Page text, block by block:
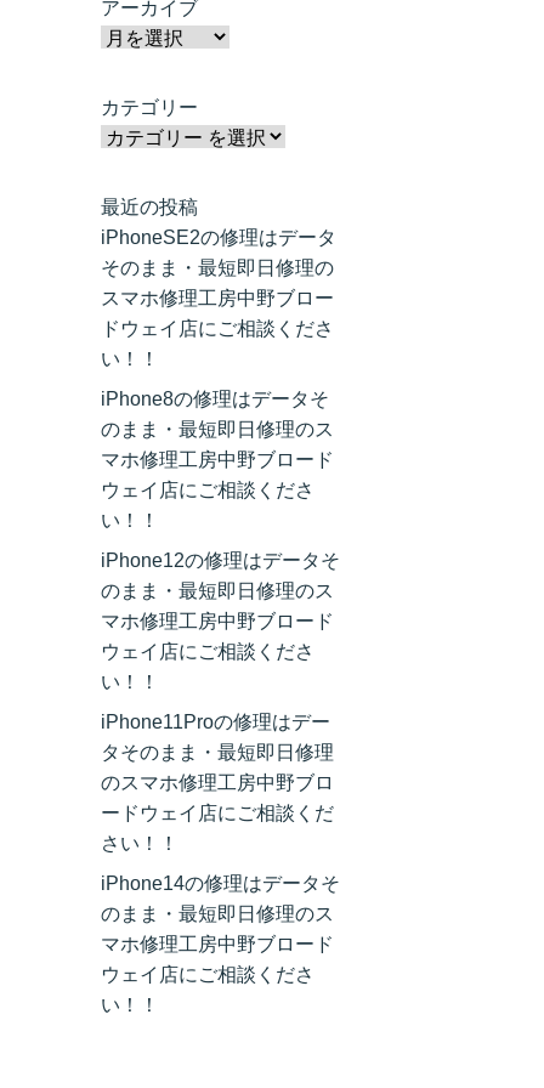
アーカイブ
カテゴリー
最近の投稿
iPhoneSE2の修理はデータ
そのまま・最短即日修理の
スマホ修理工房中野ブロー
ドウェイ店にご相談くださ
い！！
iPhone8の修理はデータそ
のまま・最短即日修理のス
マホ修理工房中野ブロード
ウェイ店にご相談くださ
い！！
iPhone12の修理はデータそ
のまま・最短即日修理のス
マホ修理工房中野ブロード
ウェイ店にご相談くださ
い！！
iPhone11Proの修理はデー
タそのまま・最短即日修理
のスマホ修理工房中野ブロ
ードウェイ店にご相談くだ
さい！！
iPhone14の修理はデータそ
のまま・最短即日修理のス
マホ修理工房中野ブロード
ウェイ店にご相談くださ
い！！